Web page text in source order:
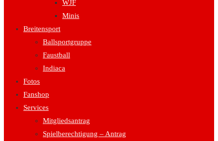
WJF
Minis
Breitensport
Ballsportgruppe
Faustball
Indiaca
Fotos
Fanshop
Services
Mitgliedsantrag
Spielberechtigung – Antrag